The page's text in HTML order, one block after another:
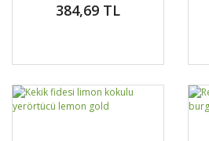
384,69 TL